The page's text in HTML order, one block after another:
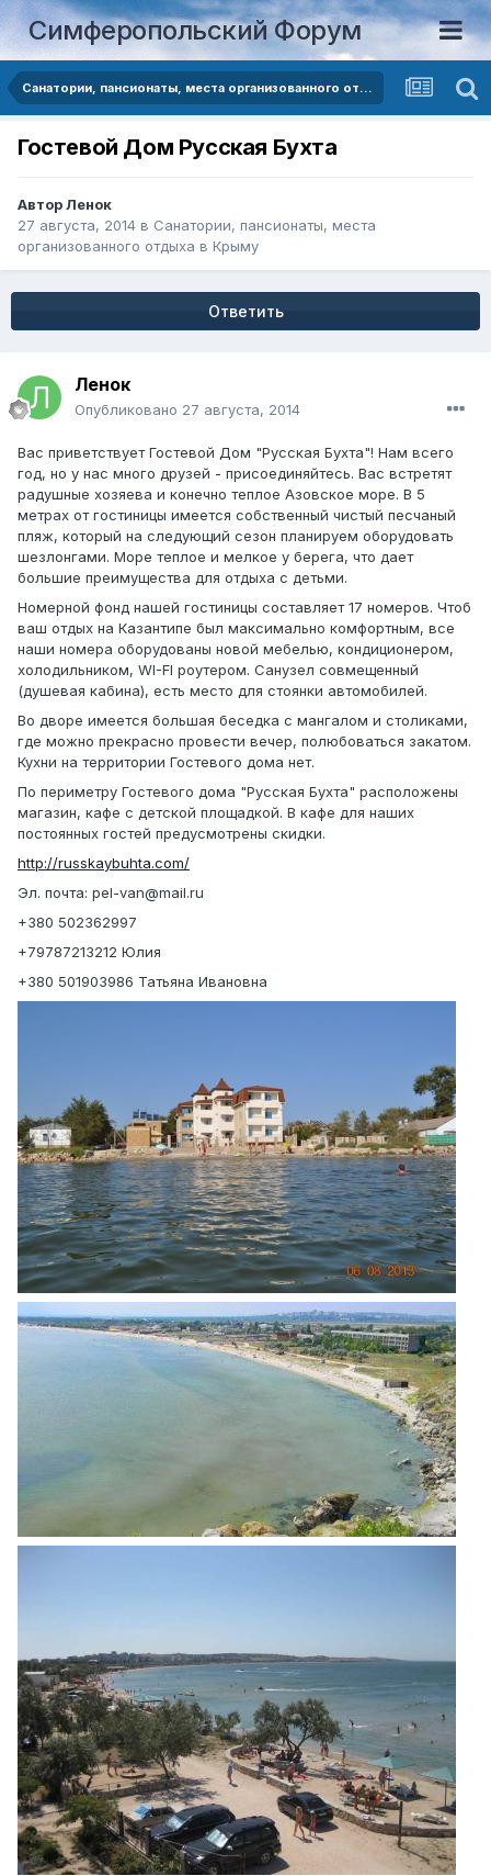
Симферопольский Форум
Санатории, пансионаты, места организованного отдыха в Крыму
Гостевой Дом Русская Бухта
АвторЛенок
27 августа, 2014 в Санатории, пансионаты, места
организованного отдыха в Крыму
Ответить
Ленок
Опубликовано 27 августа, 2014
Вас приветствует Гостевой Дом "Русская Бухта"! Нам всего
год, но у нас много друзей - присоединяйтесь. Вас встретят
радушные хозяева и конечно теплое Азовское море. В 5
метрах от гостиницы имеется собственный чистый песчаный
пляж, который на следующий сезон планируем оборудовать
шезлонгами. Море теплое и мелкое у берега, что дает
большие преимущества для отдыха с детьми.
Номерной фонд нашей гостиницы составляет 17 номеров. Чтоб
ваш отдых на Казантипе был максимально комфортным, все
наши номера оборудованы новой мебелью, кондиционером,
холодильником, WI-FI роутером. Санузел совмещенный
(душевая кабина), есть место для стоянки автомобилей.
Во дворе имеется большая беседка с мангалом и столиками,
где можно прекрасно провести вечер, полюбоваться закатом.
Кухни на территории Гостевого дома нет.
По периметру Гостевого дома "Русская Бухта" расположены
магазин, кафе с детской площадкой. В кафе для наших
постоянных гостей предусмотрены скидки.
http://russkaybuhta.com/
Эл. почта: pel-van@mail.ru
+380 502362997
+79787213212 Юлия
+380 501903986 Татьяна Ивановна